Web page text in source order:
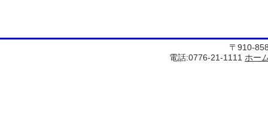
〒910-
電話:0776-21-1111 ホー